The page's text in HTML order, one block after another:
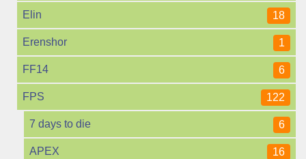
Elin 18
Erenshor 1
FF14 6
FPS 122
7 days to die 6
APEX 16